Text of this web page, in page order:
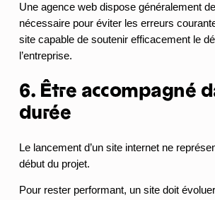
Une agence web dispose généralement
nécessaire pour éviter les erreurs
site capable de soutenir efficacement le
l’entreprise.
6. Être accompagné
durée
Le lancement d’un site internet ne
début du projet.
Pour rester performant, un site doit